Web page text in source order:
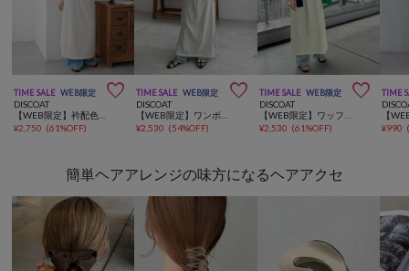
TIME SALE WEB限定 
DISCOAT
¥2,750 (61%OFF)
TIME SALE WEB限定 
DISCOAT
¥2,530 (54%OFF)
TIME SALE WEB限定 
DISCOAT
¥2,530 (61%OFF)
TIME
¥990
簡単ヘアアレンジの味方になるヘアアクセ